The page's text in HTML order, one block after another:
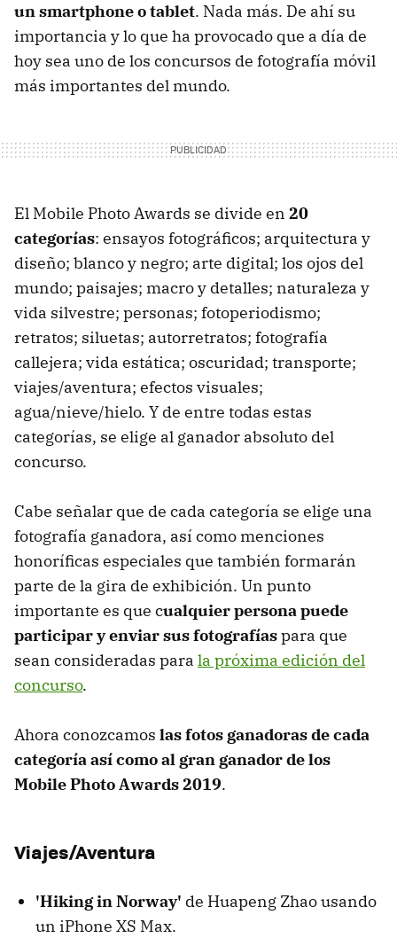
un smartphone o tablet. Nada más. De ahí su
importancia y lo que ha provocado que a día de
hoy sea uno de los concursos de fotografía móvil
más importantes del mundo.
El Mobile Photo Awards se divide en 20
categorías: ensayos fotográficos; arquitectura y
diseño; blanco y negro; arte digital; los ojos del
mundo; paisajes; macro y detalles; naturaleza y
vida silvestre; personas; fotoperiodismo;
retratos; siluetas; autorretratos; fotografía
callejera; vida estática; oscuridad; transporte;
viajes/aventura; efectos visuales;
agua/nieve/hielo. Y de entre todas estas
categorías, se elige al ganador absoluto del
concurso.
Cabe señalar que de cada categoría se elige una
fotografía ganadora, así como menciones
honoríficas especiales que también formarán
parte de la gira de exhibición. Un punto
importante es que cualquier persona puede
participar y enviar sus fotografíaspara que
sean consideradas para la próxima edición del
concurso.
Ahora conozcamos las fotos ganadoras de cada
categoría así como al gran ganador de los
Mobile Photo Awards 2019.
Viajes/Aventura
'Hiking in Norway' de Huapeng Zhao usando
un iPhone XS Max.